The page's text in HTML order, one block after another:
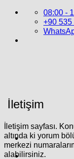
İçeriğe
08:00 -
+90 535
İletişim
İletişim sayfası.
altında ki yorum
merkezi
alabilirsiniz.